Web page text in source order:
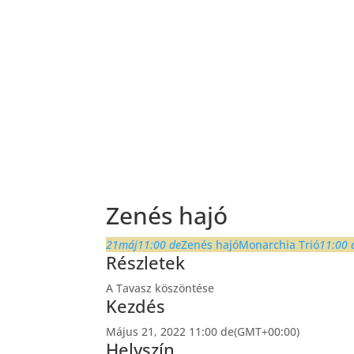
Zenés hajó
21máj11:00 deZenés hajóMonarchia Trió11:00
Részletek
A Tavasz köszöntése
Kezdés
Május 21, 2022 11:00 de(GMT+00:00)
Helyszín